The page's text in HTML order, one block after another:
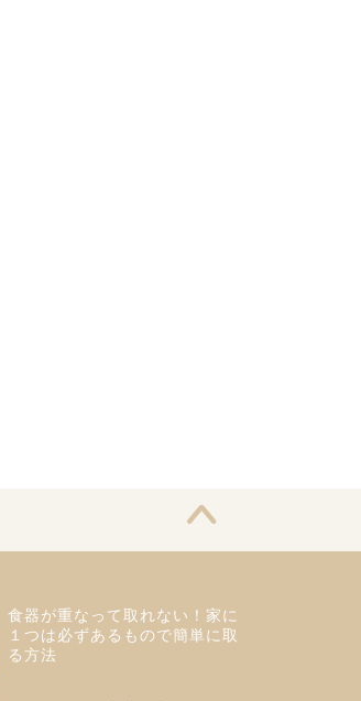
食器が重なって取れない！家に
１つは必ずあるもので簡単に取
る方法